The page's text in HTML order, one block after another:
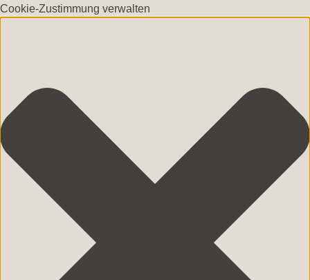
Cookie-Zustimmung verwalten